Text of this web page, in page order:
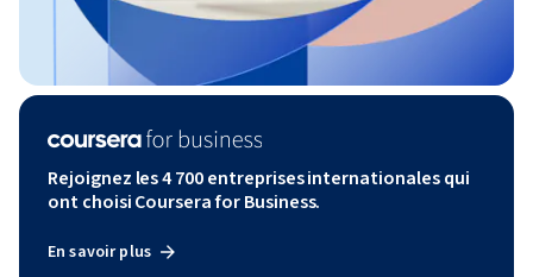
Rejoignez les 4 700 entreprises internationales qui
ont choisi Coursera for Business.
En savoir plus